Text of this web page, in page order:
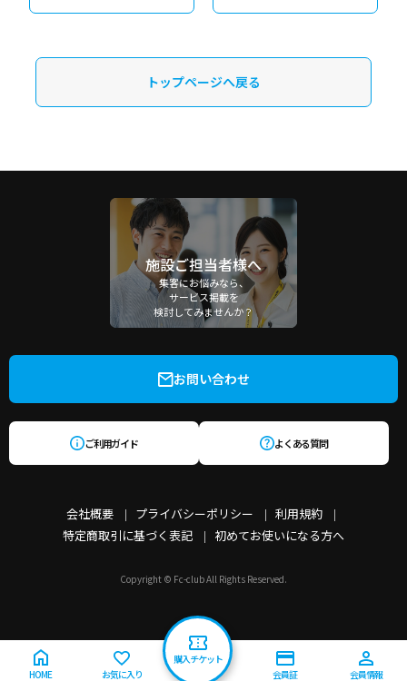
トップページへ戻る
施設ご担当者様へ
集客にお悩みなら、
サービス掲載を
検討してみませんか？
会社概要 プライバシーポリシー
利用規約
特定商取引に基づく表記
初めてお使いになる方へ
お問い合わせ
ご利用ガイド よくある質問
Copyright © Fc-club All Rights Reserved.
HOME お気に入り
購入チケット
会員証
会員情報